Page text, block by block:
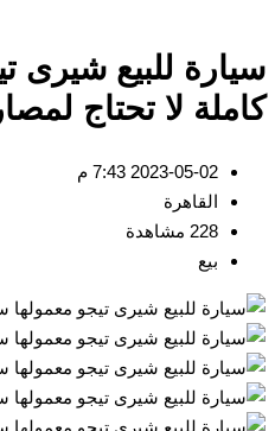
للبيع شيرى
لا تحتاج
2023-05-02 7:43 م
القاهرة
228 مشاهدة
بيع